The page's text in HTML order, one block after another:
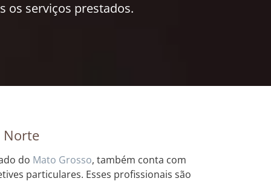
os serviços prestados.
Norte
do Mato Grosso, também conta com
particulares. Esses profissionais são